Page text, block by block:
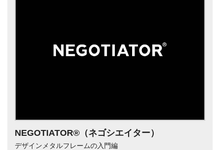
NEGOTIATOR®（ネゴシエイター）
デザインメタルフレームの入門編